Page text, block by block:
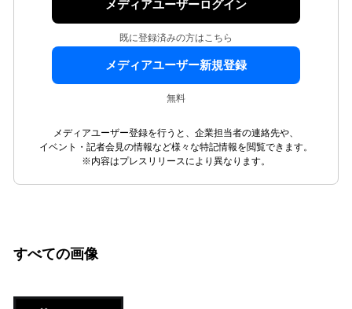
メディアユーザーログイン
既に登録済みの方はこちら
メディアユーザー新規登録
無料
メディアユーザー登録を行うと、企業担当者の連絡先や、
イベント・記者会見の情報など様々な特記情報を閲覧できます。
※内容はプレスリリースにより異なります。
すべての画像